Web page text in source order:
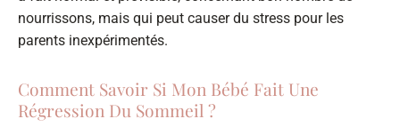
nourrissons, mais qui peut causer du stress pour les
parents inexpérimentés.
Comment Savoir Si Mon Bébé Fait Une
Régression Du Sommeil ?